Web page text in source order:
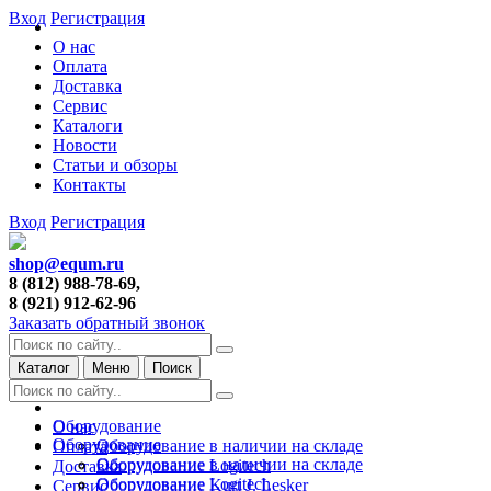
О нас
Оплата
Доставка
Сервис
Каталоги
Новости
Статьи и обзоры
Контакты
Вход Регистрация
Вход Регистрация
shop@equm.ru
8 (812) 988-78-69,
8 (921) 912-62-96
Заказать обратный звонок
Каталог Меню Поиск
О нас
Оплата
Доставка
Сервис
Оборудование
Оборудование в наличии на складе
Оборудование Logitech
Оборудование Kurt J. Lesker
Оборудование
Оборудование в наличии на складе
Оборудование Logitech